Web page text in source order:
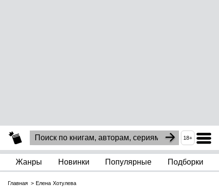
18+
Жанры Новинки Популярные Подборки
Главная Елена Хотулева